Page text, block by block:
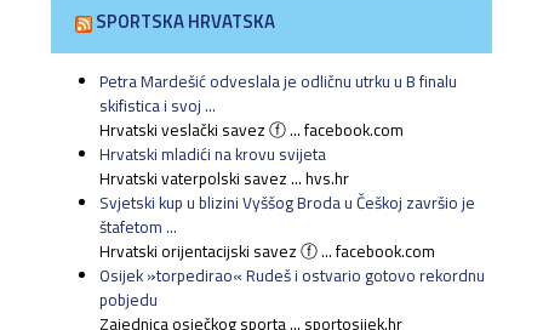
SPORTSKA HRVATSKA
Petra Mardešić odveslala je odličnu utrku u B finalu
skifistica i svoj ...
Hrvatski veslački savez ⓕ ... facebook.com
Hrvatski mladići na krovu svijeta
Hrvatski vaterpolski savez ... hvs.hr
Svjetski kup u blizini Vyššog Broda u Češkoj završio je
štafetom ...
Hrvatski orijentacijski savez ⓕ ... facebook.com
Osijek »torpedirao« Rudeš i ostvario gotovo rekordnu
pobjedu
Zajednica osječkog sporta ... sportosijek.hr